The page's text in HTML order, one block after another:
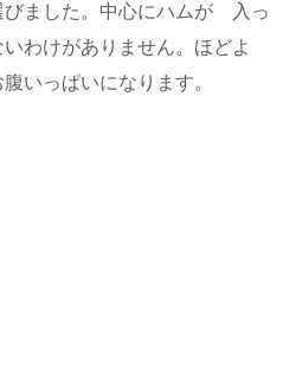
ました。中心にハムが 入っ
わけがありません。ほどよ
いっぱいになります。